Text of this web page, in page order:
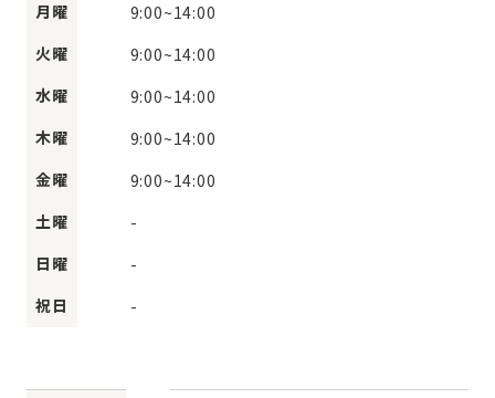
月曜 9:00~14:00
火曜
9:00~14:00
水曜
9:00~14:00
木曜
9:00~14:00
金曜
9:00~14:00
土曜
-
日曜
-
祝日
-